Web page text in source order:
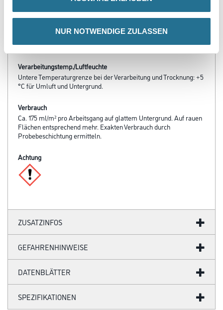
NUR NOTWENDIGE ZULASSEN
- sd-Wert < 0,1 m
- Optimal ausbesserbar
- Hohe Deckkraft, so dass in den meisten Fällen nur ein Anstrich
notwendig ist
Verarbeitungstemp./Luftfeuchte
Untere Temperaturgrenze bei der Verarbeitung und Trocknung: +5
°C für Umluft und Untergrund.
Verbrauch
Ca. 175 ml/m² pro Arbeitsgang auf glattem Untergrund. Auf rauen
Flächen entsprechend mehr. Exakten Verbrauch durch
Probebeschichtung ermitteln.
Achtung
ZUSATZINFOS
GEFAHRENHINWEISE
DATENBLÄTTER
SPEZIFIKATIONEN